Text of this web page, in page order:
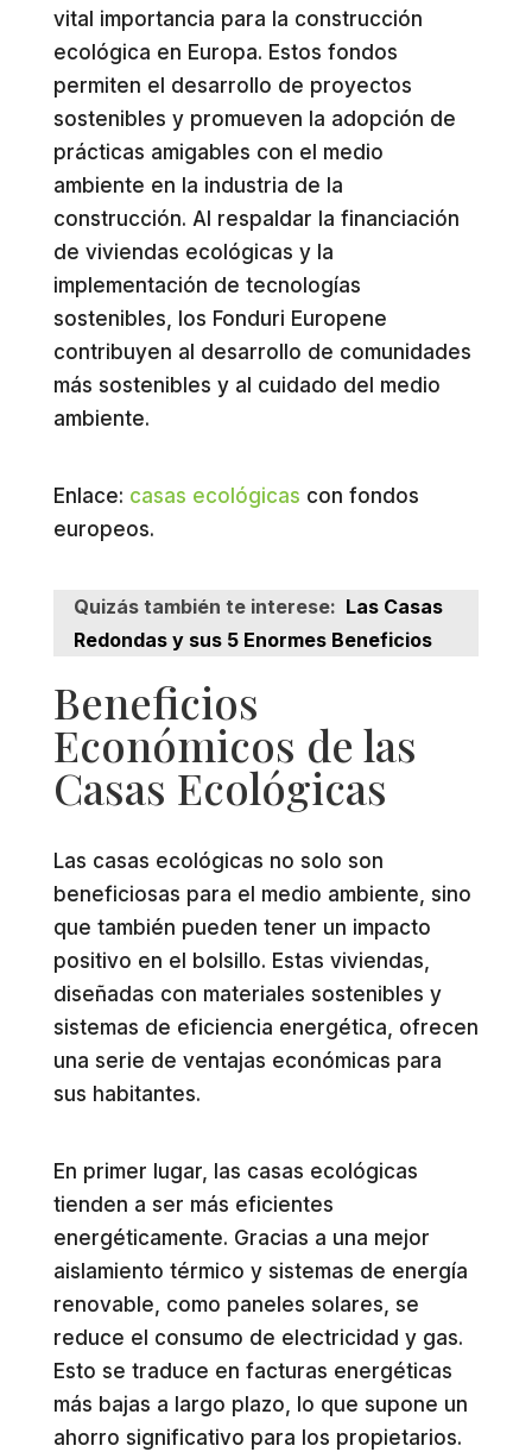
vital importancia para la construcción
ecológica en Europa. Estos fondos
permiten el desarrollo de proyectos
sostenibles y promueven la adopción de
prácticas amigables con el medio
ambiente en la industria de la
construcción. Al respaldar la financiación
de viviendas ecológicas y la
implementación de tecnologías
sostenibles, los Fonduri Europene
contribuyen al desarrollo de comunidades
más sostenibles y al cuidado del medio
ambiente.
Enlace: casas ecológicas con fondos
europeos.
Quizás también te interese: Las Casas
Redondas y sus 5 Enormes Beneficios
Beneficios
Económicos de las
Casas Ecológicas
Las casas ecológicas no solo son
beneficiosas para el medio ambiente, sino
que también pueden tener un impacto
positivo en el bolsillo. Estas viviendas,
diseñadas con materiales sostenibles y
sistemas de eficiencia energética, ofrecen
una serie de ventajas económicas para
sus habitantes.
En primer lugar, las casas ecológicas
tienden a ser más eficientes
energéticamente. Gracias a una mejor
aislamiento térmico y sistemas de energía
renovable, como paneles solares, se
reduce el consumo de electricidad y gas.
Esto se traduce en facturas energéticas
más bajas a largo plazo, lo que supone un
ahorro significativo para los propietarios.